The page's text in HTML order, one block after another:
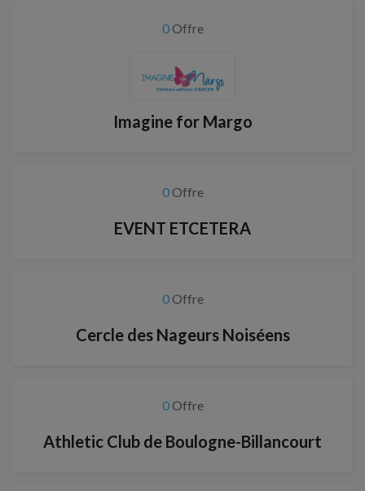
0Offre
Imagine for Margo
0Offre
EVENT ETCETERA
0Offre
Cercle des Nageurs Noiséens
0Offre
Athletic Club de Boulogne-Billancourt